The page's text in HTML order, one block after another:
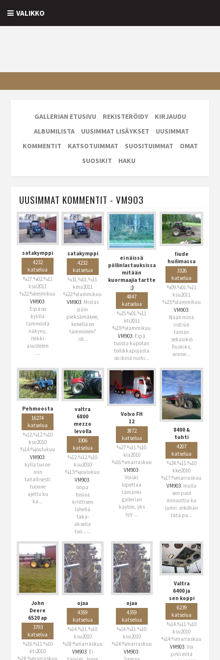
VALIKKO
GALLERIAN ETUSIVU REKISTERÖIDY
KIRJAUDU
ALBUMILISTA
UUSIMMAT LISÄYKSET
UUSIMMAT
KOMMENTIT
KATSOTUIMMAT SUOSITUIMMAT
OMAT
SUOSIKIT
HAKU
UUSIMMAT KOMMENTIT - VM903
satakymppi
4232
katselua
%27.%02.%11
ksu2011
%22:%helmikuu
VM903:
Eipä oo
kylillä
tämmöstä
näkyny,
itekki
asustelen
...
satakymppi
4232
katselua
%31.%01.%11
kma2011
%22:%tammikuu
VM903: Mistäs
päin
pieksämäkee,
kenellä on
tämmönen?
:sh...
ei näissä
pöllinlastauksissa
mitään
kuormaajia tartte
;)
4847
katselua
%25.%01.%11
kti2011
%19:%tammikuu
VM903: Eipä
tuosta kupotan
tollikkapojasta
oo ikinä nuihi...
fiude
huilimassa
3326
katselua
%09.%01.%11
ksu2011
%23:%tammikuu
VM903:
Nääh minä
ristisin
tämän
sekasikiö
fiuskiks,
winne...
Pehmoosta
16274
katselua
%12.%12.%10
ksu2010
%14:%joulukuu
VM903:
kyllä tuo on
niin
tahallisesti
tuonne
ajettu ku
ka...
valtra
6800
mezzo
levolla
3306
katselua
%12.%12.%10
ksu2010
%13:%joulukuu
VM903:
onpa
tosiaa
kriittisen
lähellä
taka-
akselia
tuo......
Volvo FH
12
3872
katselua
%27.%11.%10
kla2010
%16:%marraskuu
VM903:
Voiski
lopettaa
tämänki
gallerian
käytön, yks
syy ...
8400 &
tuhti
4207
katselua
%24.%11.%10
kke2010
%17:%marraskuu
VM903: mulla
sen puol
minuuttia ku
jumii..eiköhän
tätä pa...
John
Deere
6520 ap
3793
katselua
%16.%11.%10
kti2010
%18:%marraskuu
ojaa
4359
katselua
%14.%11.%10
ksu2010
%18:%marraskuu
VM903: Ei
ojaa
4359
katselua
%14.%11.%10
ksu2010
%14:%marraskuu
VM903:
Valtra
6400 ja
sen koppi
6239
katselua
%14.%11.%10
ksu2010
%14:%marraskuu
VM903: Voi
prkl mitä